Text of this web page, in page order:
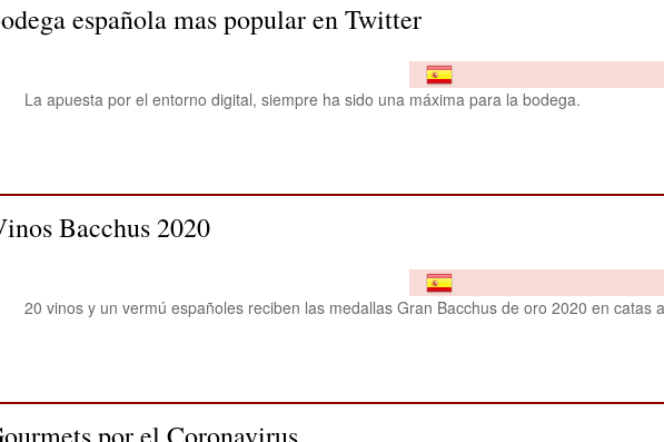
española mas popular en Twitter
La apuesta por el entorno digital, siempre ha sido una máxima para la bodega.
Bacchus 2020
20 vinos y un vermú españoles reciben las medallas Gran Bacchus de oro 2020 en catas